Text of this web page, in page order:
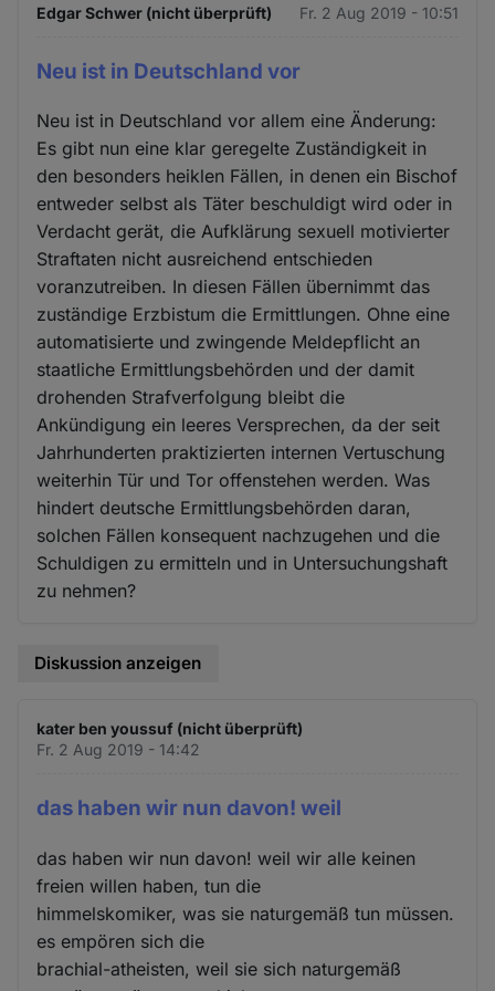
Edgar Schwer (nicht überprüft) Fr. 2 Aug 2019 - 10:51
Neu ist in Deutschland vor
Neu ist in Deutschland vor allem eine Änderung:
Es gibt nun eine klar geregelte Zuständigkeit in
den besonders heiklen Fällen, in denen ein Bischof
entweder selbst als Täter beschuldigt wird oder in
Verdacht gerät, die Aufklärung sexuell motivierter
Straftaten nicht ausreichend entschieden
voranzutreiben. In diesen Fällen übernimmt das
zuständige Erzbistum die Ermittlungen. Ohne eine
automatisierte und zwingende Meldepflicht an
staatliche Ermittlungsbehörden und der damit
drohenden Strafverfolgung bleibt die
Ankündigung ein leeres Versprechen, da der seit
Jahrhunderten praktizierten internen Vertuschung
weiterhin Tür und Tor offenstehen werden. Was
hindert deutsche Ermittlungsbehörden daran,
solchen Fällen konsequent nachzugehen und die
Schuldigen zu ermitteln und in Untersuchungshaft
zu nehmen?
Diskussion anzeigen
kater ben youssuf (nicht überprüft)
Fr. 2 Aug 2019 - 14:42
das haben wir nun davon! weil
das haben wir nun davon! weil wir alle keinen
freien willen haben, tun die
himmelskomiker, was sie naturgemäß tun müssen.
es empören sich die
brachial-atheisten, weil sie sich naturgemäß